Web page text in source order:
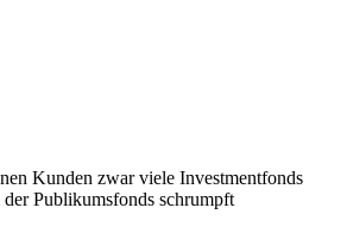
Kunden zwar viele Investmentfonds
Publikumsfonds schrumpft